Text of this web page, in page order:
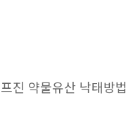
진 약물유산 낙태방법